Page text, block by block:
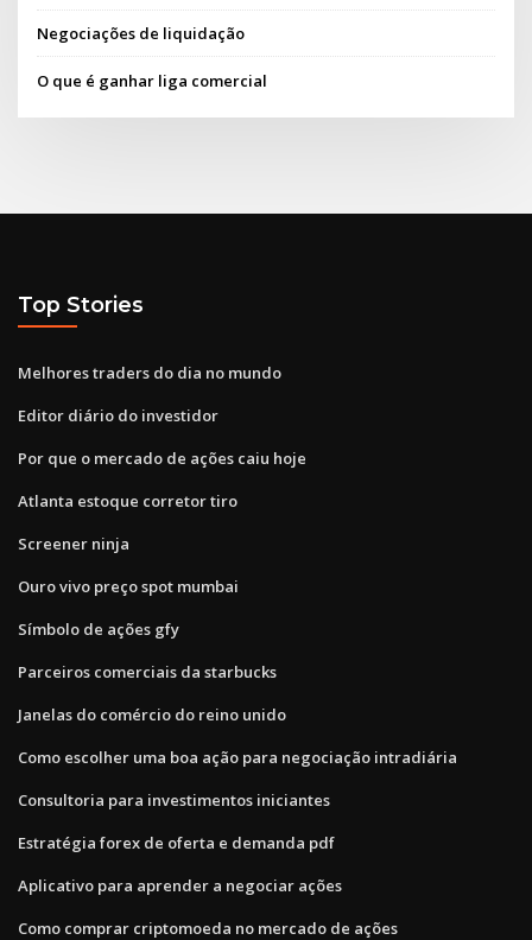
Negociações de liquidação
O que é ganhar liga comercial
Top Stories
Melhores traders do dia no mundo
Editor diário do investidor
Por que o mercado de ações caiu hoje
Atlanta estoque corretor tiro
Screener ninja
Ouro vivo preço spot mumbai
Símbolo de ações gfy
Parceiros comerciais da starbucks
Janelas do comércio do reino unido
Como escolher uma boa ação para negociação intradiária
Consultoria para investimentos iniciantes
Estratégia forex de oferta e demanda pdf
Aplicativo para aprender a negociar ações
Como comprar criptomoeda no mercado de ações